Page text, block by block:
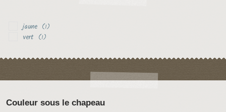
jaune (1)
vert (1)
Couleur sous le chapeau